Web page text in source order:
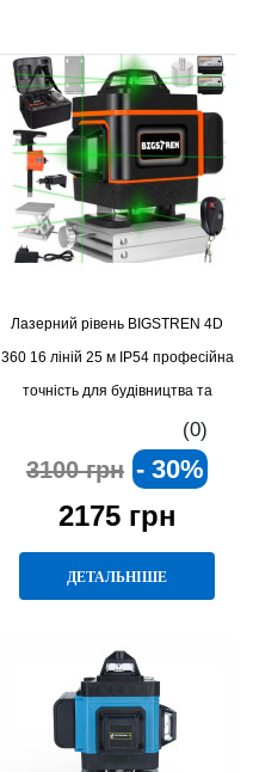
Лазерний рівень BIGSTREN 4D
360 16 ліній 25 м IP54 професійна
точність для будівництва та
(0)
3100 грн - 30%
2175 грн
ДЕТАЛЬНІШЕ